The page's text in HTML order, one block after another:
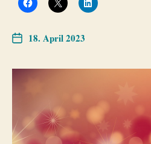
18. April 2023